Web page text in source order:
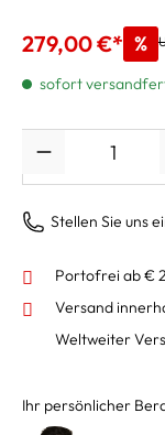
279,00 €* %
sofort
Stellen Sie uns
Portofrei ab €
Versand
Weltweiter
Ihr persönlicher